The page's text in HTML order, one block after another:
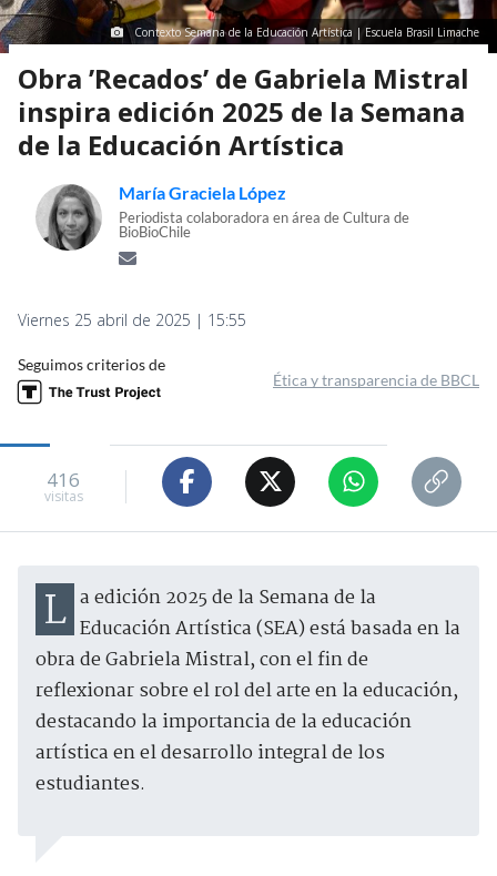
Contexto Semana de la Educación Artística | Escuela Brasil Limache
Obra ’Recados’ de Gabriela Mistral
inspira edición 2025 de la Semana
de la Educación Artística
María Graciela López
Periodista colaboradora en área de Cultura de
BioBioChile
Viernes 25 abril de 2025 | 15:55
Seguimos criterios de
Ética y transparencia de BBCL
416
visitas
La edición 2025 de la Semana de la Educación Artística (SEA) está basada en la
obra de Gabriela Mistral, con el fin de
reflexionar sobre el rol del arte en la educación,
destacando la importancia de la educación
artística en el desarrollo integral de los
estudiantes.